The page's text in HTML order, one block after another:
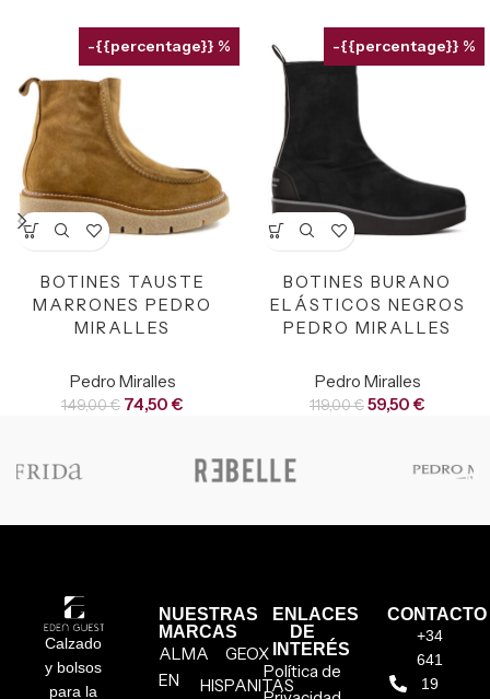
-{{percentage}} %
BOTINES TAUSTE
MARRONES PEDRO
MIRALLES
Pedro Miralles
149,00€ 74,50 €
-{{percentage}} %
BOTINES BURANO
ELÁSTICOS NEGROS
PEDRO MIRALLES
Pedro Miralles
119,00€59,50 €
Calzado
y bolsos
para la
NUESTRAS
MARCAS
ALMA
EN
GEOX
HISPANITAS
ENLACES
DE
INTERÉS
Política de
CONTACTO
+34
641
19